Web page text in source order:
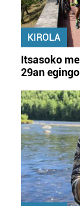
KIROLA
Itsasoko
29an